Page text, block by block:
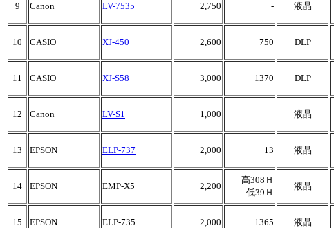
9 Canon LV-7535 2,750 - 液晶
10 CASIO XJ-450 2,600 750 DLP
11 CASIO XJ-S58 3,000 1370 DLP
12 Canon LV-S1 1,000 液晶
13 EPSON ELP-737 2,000 13 液晶
14 EPSON EMP-X5 2,200
高308Ｈ
低39Ｈ
液晶
15 EPSON ELP-735 2,000 1365 液晶